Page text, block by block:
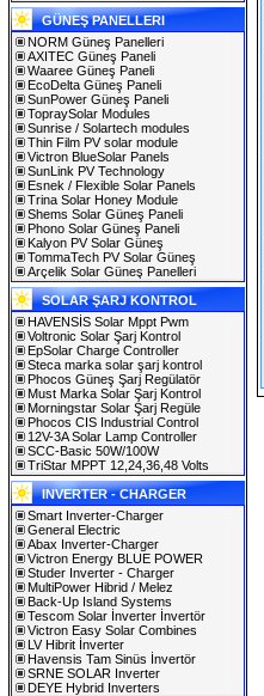
GÜNEŞ PANELLERI
NORM Güneş Panelleri
AXITEC Güneş Paneli
Waaree Güneş Paneli
EcoDelta Güneş Paneli
SunPower Güneş Paneli
TopraySolar Modules
Sunrise / Solartech modules
Thin Film PV solar module
Victron BlueSolar Panels
SunLink PV Technology
Esnek / Flexible Solar Panels
Trina Solar Honey Module
Shems Solar Güneş Paneli
Phono Solar Güneş Paneli
Kalyon PV Solar Güneş
TommaTech PV Solar Güneş
Arçelik Solar Güneş Panelleri
SOLAR ŞARJ KONTROL
HAVENSİS Solar Mppt Pwm
Voltronic Solar Şarj Kontrol
EpSolar Charge Controller
Steca marka solar şarj kontrol
Phocos Güneş Şarj Regülatör
Must Marka Solar Şarj Kontrol
Morningstar Solar Şarj Regüle
Phocos CIS Industrial Control
12V-3A Solar Lamp Controller
SCC-Basic 50W/100W
TriStar MPPT 12,24,36,48 Volts
INVERTER - CHARGER
Smart Inverter-Charger
General Electric
Abax Inverter-Charger
Victron Energy BLUE POWER
Studer Inverter - Charger
MultiPower Hibrid / Melez
Back-Up Island Systems
Tescom Solar İnverter İnvertör
Victron Easy Solar Combines
LV Hibrit İnverter
Havensis Tam Sinüs İnvertör
SRNE SOLAR Inverter
DEYE Hybrid Inverters